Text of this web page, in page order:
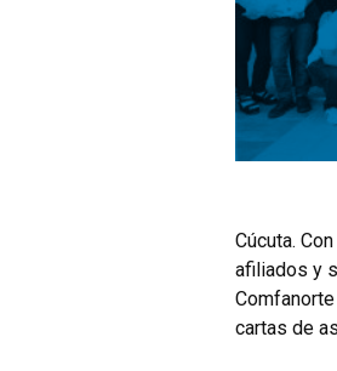
Cúcuta.
afiliados y
cartas de